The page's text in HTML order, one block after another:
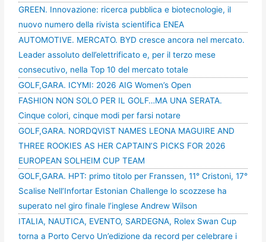
GREEN. Innovazione: ricerca pubblica e biotecnologie, il
nuovo numero della rivista scientifica ENEA
AUTOMOTIVE. MERCATO. BYD cresce ancora nel mercato.
Leader assoluto dell’elettrificato e, per il terzo mese
consecutivo, nella Top 10 del mercato totale
GOLF,GARA. ICYMI: 2026 AIG Women’s Open
FASHION NON SOLO PER IL GOLF…MA UNA SERATA.
Cinque colori, cinque modi per farsi notare
GOLF,GARA. NORDQVIST NAMES LEONA MAGUIRE AND
THREE ROOKIES AS HER CAPTAIN’S PICKS FOR 2026
EUROPEAN SOLHEIM CUP TEAM
GOLF,GARA. HPT: primo titolo per Franssen, 11° Cristoni, 17°
Scalise Nell’Infortar Estonian Challenge lo scozzese ha
superato nel giro finale l’inglese Andrew Wilson
ITALIA, NAUTICA, EVENTO, SARDEGNA, Rolex Swan Cup
torna a Porto Cervo Un’edizione da record per celebrare i